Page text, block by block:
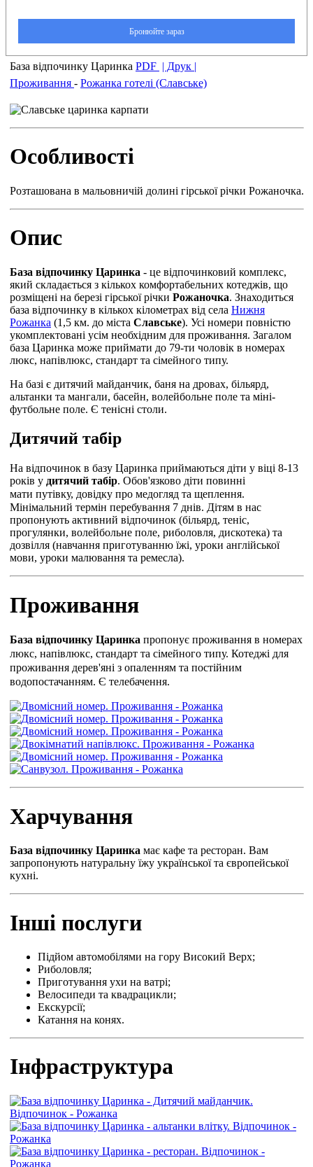
База відпочинку Царинка PDF | Друк |
Проживання - Рожанка готелі (Славське)
Особливості
Розташована в мальовничій долині гірської річки Рожаночка.
Опис
База відпочинку Царинка - це відпочинковий комплекс,
який складається з кількох комфортабельних котеджів, що
розміщені на березі гірської річки Рожаночка. Знаходиться
база відпочинку в кількох кілометрах від села Нижня
Рожанка (1,5 км. до міста Славське). Усі номери повністю
укомплектовані усім необхідним для проживання. Загалом
база Царинка може приймати до 79-ти чоловік в номерах
люкс, напівлюкс, стандарт та сімейного типу.
На базі є дитячий майданчик, баня на дровах, більярд,
альтанки та мангали, басейн, волейбольне поле та міні-
футбольне поле. Є тенісні столи.
Дитячий табір
На відпочинок в базу Царинка приймаються діти у віці 8-13
років у дитячий табір. Обов'язково діти повинні
мати путівку, довідку про медогляд та щеплення.
Мінімальний термін перебування 7 днів. Дітям в нас
пропонують активний відпочинок (більярд, теніс,
прогулянки, волейбольне поле, риболовля, дискотека) та
дозвілля (навчання приготуванню їжі, уроки англійської
мови, уроки малювання та ремесла).
Проживання
База відпочинку Царинка пропонує проживання в номерах
люкс, напівлюкс, стандарт та сімейного типу. Котеджі для
проживання дерев'яні з опаленням та постійним
водопостачанням. Є телебачення.
Харчування
База відпочинку Царинка має кафе та ресторан. Вам
запропонують натуральну їжу української та європейської
кухні.
Інші послуги
Підйом автомобілями на гору Високий Верх;
Риболовля;
Приготування ухи на ватрі;
Велосипеди та квадрацикли;
Екскурсії;
Катання на конях.
Інфраструктура